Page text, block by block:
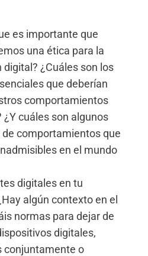
es importante que
una ética para la
digital? ¿Cuáles son los
que deberían
comportamientos
¿Y cuáles son algunos
comportamientos que
en el mundo
digitales en tu
algún contexto en el
normas para dejar de
digitales,
conjuntamente o